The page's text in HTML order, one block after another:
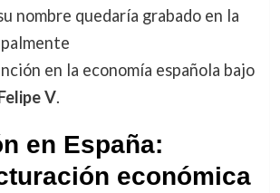
nombre quedaría grabado en la
en la economía española bajo
V.
en España:
económica